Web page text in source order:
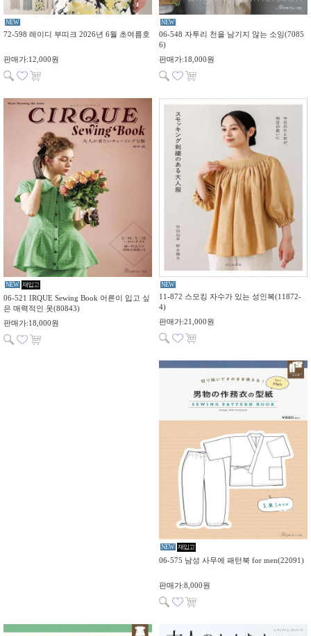
NEW
72-598 레이디 부띠크 2026년 6월 초여름호
판매가:12,000원
NEW
06-548 자투리 천을 남기지 않는 소잉(7085
6)
판매가:18,000원
NEW 재입고
06-521 IRQUE Sewing Book 어른이 입고 싶
은 매력적인 옷(80843)
판매가:18,000원
NEW
11-872 스모킹 자수가 있는 성인복(11872-
4)
판매가:21,000원
NEW 재입고
06-575 남성 사무에 패턴북 for men(22091)
판매가:8,000원